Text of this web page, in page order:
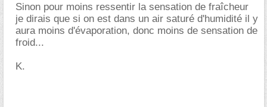
Sinon pour moins ressentir la sensation de fraîcheur
je dirais que si on est dans un air saturé d'humidité il y
aura moins d'évaporation, donc moins de sensation de
froid...
K.